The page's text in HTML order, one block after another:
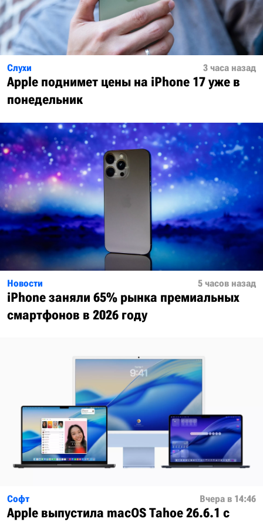
Слухи 3 часа назад
Apple поднимет цены на iPhone 17 уже в
понедельник
Новости 5 часов назад
iPhone заняли 65% рынка премиальных
смартфонов в 2026 году
Софт Вчера в 14:46
Apple выпустила macOS Tahoe 26.6.1 с